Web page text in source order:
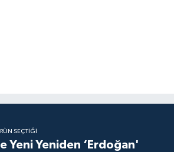
SEÇTIĞI
Yeni Yeniden ‘Erdoğan'